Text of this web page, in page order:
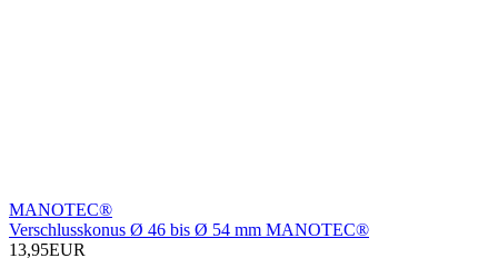
MANOTEC®
Verschlusskonus Ø 46 bis Ø 54 mm MANOTEC®
13,95EUR